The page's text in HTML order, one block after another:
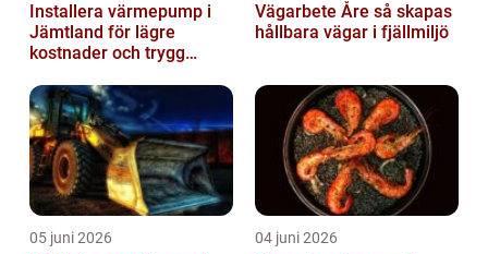
Installera värmepump i
Jämtland för lägre
kostnader och trygg
Vägarbete Åre så skapas
hållbara vägar i fjällmiljö
05 juni 2026 04 juni 2026